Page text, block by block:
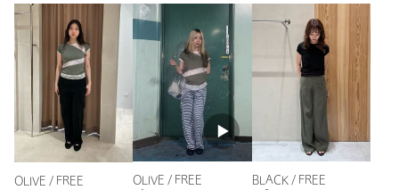
能を保証するものではありません。
もっと見る
OLIVE / FREE
OLIVE / FREE
BLACK / FREE